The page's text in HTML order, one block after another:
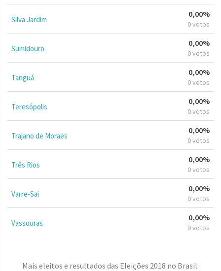
Silva Jardim
0,00%
0 votos
Sumidouro
0,00%
0 votos
Tanguá
0,00%
0 votos
Teresópolis
0,00%
0 votos
Trajano de Moraes
0,00%
0 votos
Três Rios
0,00%
0 votos
Varre-Sai
0,00%
0 votos
Vassouras
0,00%
0 votos
Mais eleitos e resultados das Eleições 2018 no Brasil: